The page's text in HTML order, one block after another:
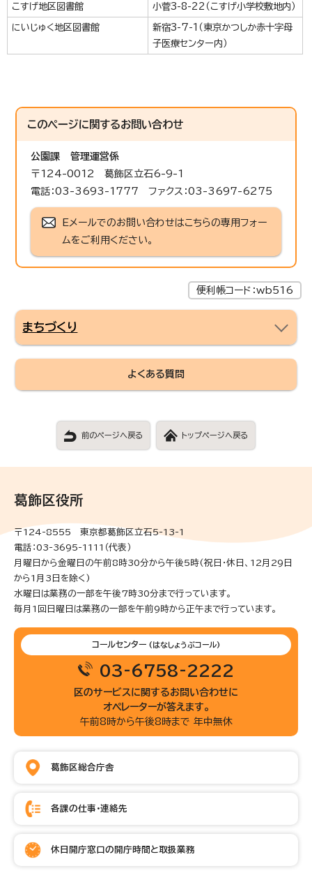
こすげ地区図書館 小菅3-8-22（こすげ小学校敷地内）
にいじゅく地区図書館
新宿3-7-1（東京かつしか赤十字母
子医療センター内）
このページに関するお問い合わせ
公園課
管理運営係
〒124-0012 葛飾区立石6-9-1
電話：03-3693-1777 ファクス：03-3697-6275
Eメールでのお問い合わせはこちらの専用フォー
ムをご利用ください。
便利帳コード：wb516
まちづくり
よくある質問
前のページへ戻る トップページへ戻る
葛飾区役所
〒124-8555 東京都葛飾区立石5-13-1
電話：03-3695-1111（代表）
月曜日から金曜日の午前8時30分から午後5時(祝日・休日、12月29日
から1月3日を除く)
水曜日は業務の一部を午後7時30分まで行っています。
毎月1回日曜日は業務の一部を午前9時から正午まで行っています。
コールセンター (はなしょうぶコール)
03-6758-2222
区のサービスに関するお問い合わせに
オペレーターが答えます。
午前8時から午後8時まで 年中無休
葛飾区総合庁舎
各課の仕事・連絡先
休日開庁窓口の開庁時間と取扱業務